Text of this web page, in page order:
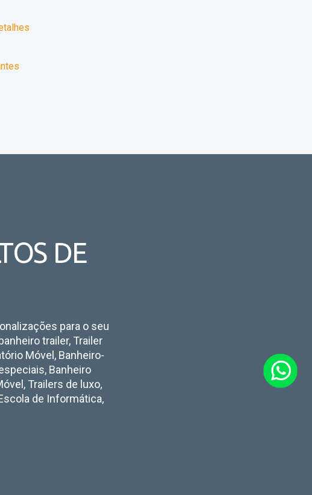
DE
para o seu
trailer, Trailer
Móvel, Banheiro-
Banheiro
Trailers de luxo,
de Informática,